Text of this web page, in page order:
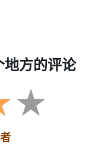
地方的评论